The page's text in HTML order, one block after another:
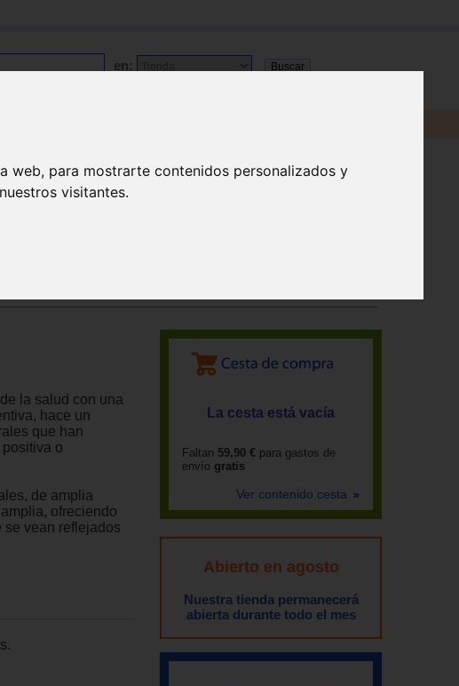
web, para mostrarte contenidos personalizados y
visitantes.
en:
la salud con una
hace un
que han
o
de amplia
ofreciendo
vean reflejados
La cesta está vacía
Faltan 59,90 € para gastos de
envío gratis
Ver contenido cesta
Abierto en agosto
Nuestra tienda permanecerá
abierta durante todo el mes